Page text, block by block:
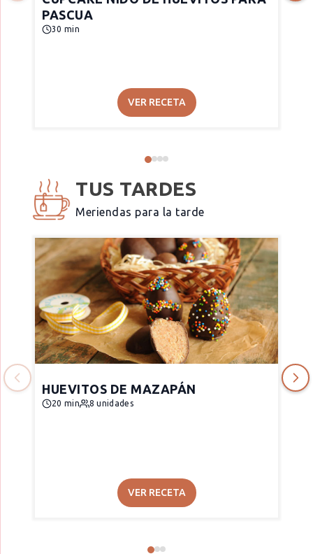
PASCUA
30 min
VER RECETA
TUS TARDES
Meriendas para la tarde
HUEVITOS DE MAZAPÁN
20 min 8 unidades
VER RECETA